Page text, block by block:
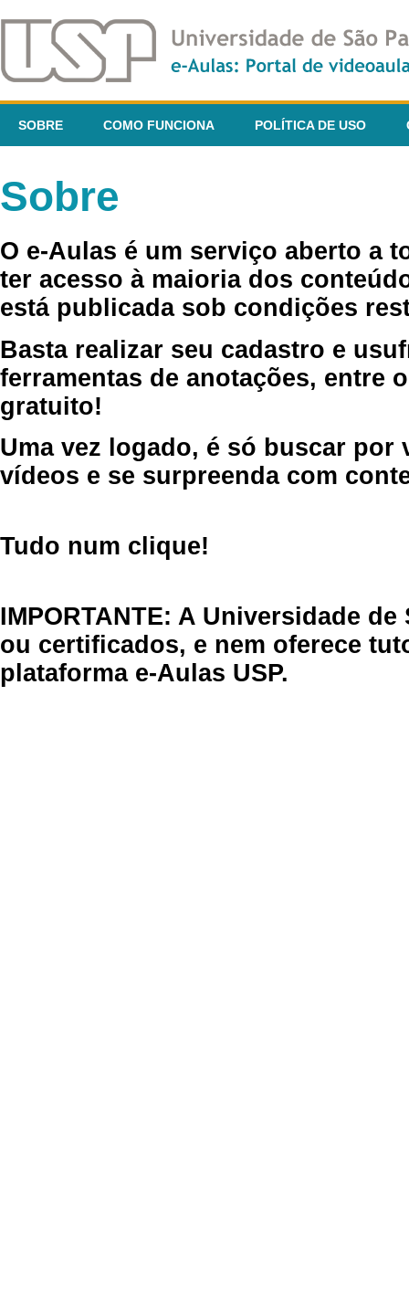
SOBRE COMO FUNCIONA POLÍTICA DE USO
Sobre
O e-Aulas é um serviço aberto a
ter acesso à maioria dos
está publicada sob condições
Basta realizar seu cadastro e
ferramentas de anotações, entre
gratuito!
Uma vez logado, é só buscar por
vídeos e se surpreenda com
Tudo num clique!
IMPORTANTE: A Universidade
ou certificados, e nem oferece
plataforma e-Aulas USP.